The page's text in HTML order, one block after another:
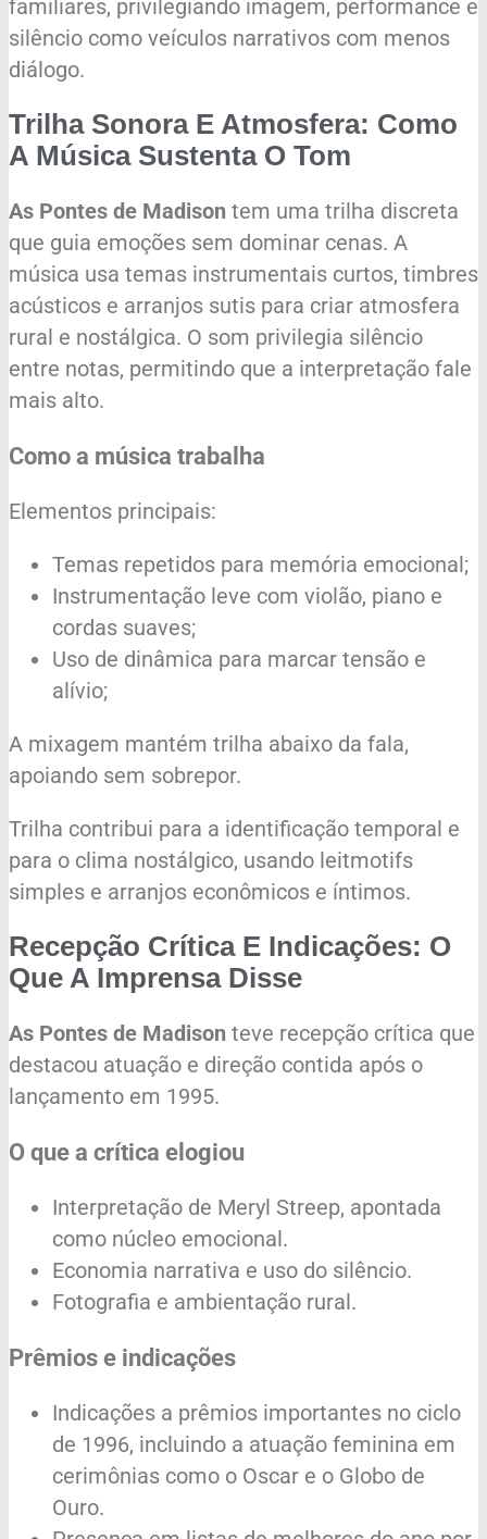
familiares, privilegiando imagem, performance e
silêncio como veículos narrativos com menos
diálogo.
Trilha Sonora E Atmosfera: Como
A Música Sustenta O Tom
As Pontes de Madison tem uma trilha discreta
que guia emoções sem dominar cenas. A
música usa temas instrumentais curtos, timbres
acústicos e arranjos sutis para criar atmosfera
rural e nostálgica. O som privilegia silêncio
entre notas, permitindo que a interpretação fale
mais alto.
Como a música trabalha
Elementos principais:
Temas repetidos para memória emocional;
Instrumentação leve com violão, piano e
cordas suaves;
Uso de dinâmica para marcar tensão e
alívio;
A mixagem mantém trilha abaixo da fala,
apoiando sem sobrepor.
Trilha contribui para a identificação temporal e
para o clima nostálgico, usando leitmotifs
simples e arranjos econômicos e íntimos.
Recepção Crítica E Indicações: O
Que A Imprensa Disse
As Pontes de Madison teve recepção crítica que
destacou atuação e direção contida após o
lançamento em 1995.
O que a crítica elogiou
Interpretação de Meryl Streep, apontada
como núcleo emocional.
Economia narrativa e uso do silêncio.
Fotografia e ambientação rural.
Prêmios e indicações
Indicações a prêmios importantes no ciclo
de 1996, incluindo a atuação feminina em
cerimônias como o Oscar e o Globo de
Ouro.